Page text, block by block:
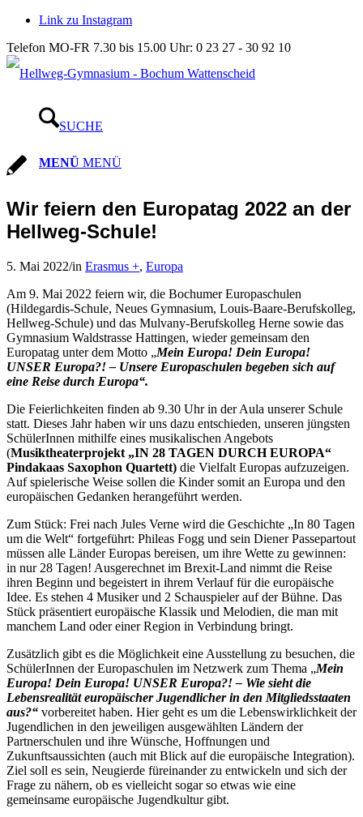
Link zu Instagram
Telefon MO-FR 7.30 bis 15.00 Uhr: 0 23 27 - 30 92 10
SUCHE
MENÜ MENÜ
Wir feiern den Europatag 2022 an der
Hellweg-Schule!
5. Mai 2022/in Erasmus +, Europa
Am 9. Mai 2022 feiern wir, die Bochumer Europaschulen
(Hildegardis-Schule, Neues Gymnasium, Louis-Baare-Berufskolleg,
Hellweg-Schule) und das Mulvany-Berufskolleg Herne sowie das
Gymnasium Waldstrasse Hattingen, wieder gemeinsam den
Europatag unter dem Motto „Mein Europa! Dein Europa!
UNSER Europa?! – Unsere Europaschulen begeben sich auf
eine Reise durch Europa“.
Die Feierlichkeiten finden ab 9.30 Uhr in der Aula unserer Schule
statt. Dieses Jahr haben wir uns dazu entschieden, unseren jüngsten
SchülerInnen mithilfe eines musikalischen Angebots
(Musiktheaterprojekt „IN 28 TAGEN DURCH EUROPA“
Pindakaas Saxophon Quartett) die Vielfalt Europas aufzuzeigen.
Auf spielerische Weise sollen die Kinder somit an Europa und den
europäischen Gedanken herangeführt werden.
Zum Stück: Frei nach Jules Verne wird die Geschichte „In 80 Tagen
um die Welt“ fortgeführt: Phileas Fogg und sein Diener Passepartout
müssen alle Länder Europas bereisen, um ihre Wette zu gewinnen:
in nur 28 Tagen! Ausgerechnet im Brexit-Land nimmt die Reise
ihren Beginn und begeistert in ihrem Verlauf für die europäische
Idee. Es stehen 4 Musiker und 2 Schauspieler auf der Bühne. Das
Stück präsentiert europäische Klassik und Melodien, die man mit
manchem Land oder einer Region in Verbindung bringt.
Zusätzlich gibt es die Möglichkeit eine Ausstellung zu besuchen, die
SchülerInnen der Europaschulen im Netzwerk zum Thema „Mein
Europa! Dein Europa! UNSER Europa?! – Wie sieht die
Lebensrealität europäischer Jugendlicher in den Mitgliedsstaaten
aus?“ vorbereitet haben. Hier geht es um die Lebenswirklichkeit der
Jugendlichen in den jeweiligen ausgewählten Ländern der
Partnerschulen und ihre Wünsche, Hoffnungen und
Zukunftsaussichten (auch mit Blick auf die europäische Integration).
Ziel soll es sein, Neugierde füreinander zu entwickeln und sich der
Frage zu nähern, ob es vielleicht sogar so etwas wie eine
gemeinsame europäische Jugendkultur gibt.